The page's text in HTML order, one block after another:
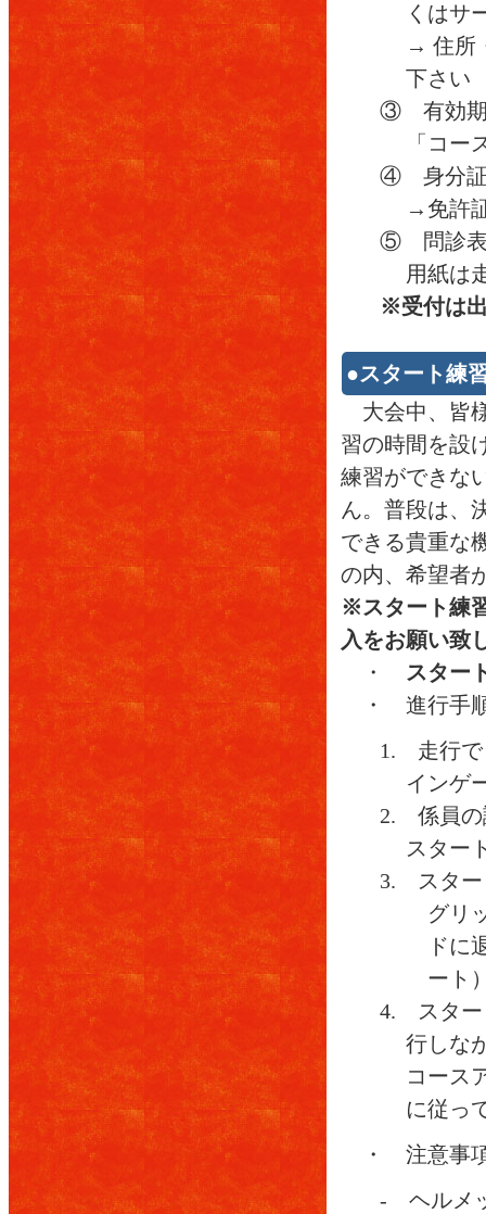
くはサ
→ 住所
下さい
③ 有効期
「コ
④ 身分証
→免許
⑤ 問診
用紙は
※受付は
●スタート練
大会中、皆
習の時間を設
練習ができな
ん。普段は、
できる貴重な
の内、希望者
※スタート練
入をお願い致
・ スター
・ 進行手
1. 走行で
インゲ
2. 係員の
スター
3. スター
グリ
ドに
ート
4. スター
行しな
コース
に従っ
・ 注意事
- ヘルメ